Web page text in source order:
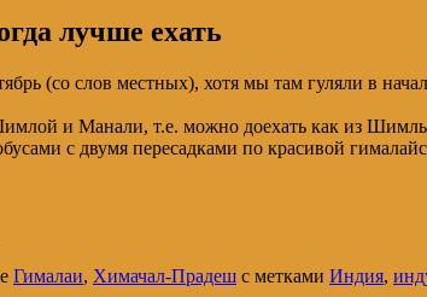
лучше ехать
(со слов местных), хотя мы там гуляли в
и Манали, т.е. можно доехать как из
с двумя пересадками по красивой
Гималаи, Химачал-Прадеш с метками Индия,